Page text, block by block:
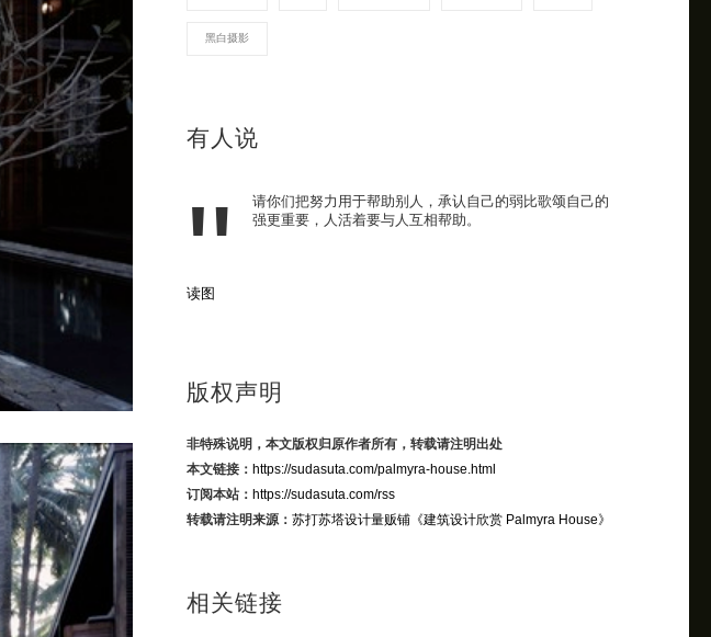
黑白摄影
有人说
请你们把努力用于帮助别人，承认自己的弱比歌颂自己的
强更重要，人活着要与人互相帮助。
读图
版权声明
非特殊说明，本文版权归原作者所有，转载请注明出处
本文链接： https://sudasuta.com/palmyra-house.html
订阅本站： https://sudasuta.com/rss
转载请注明来源： 苏打苏塔设计量贩铺《建筑设计欣赏 Palmyra House》
相关链接